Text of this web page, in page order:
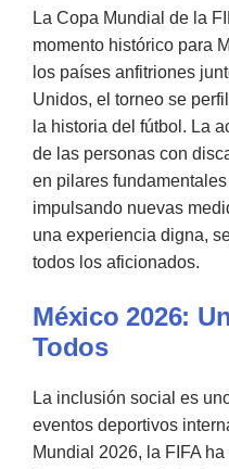
La Copa Mundial de la
momento histórico para
los países anfitriones
Unidos, el torneo se
la historia del fútbol. La
de las personas con
en pilares
impulsando nuevas
una experiencia digna,
todos los aficionados.
México 2026:
Todos
La inclusión social es
eventos deportivos
Mundial 2026, la FIFA